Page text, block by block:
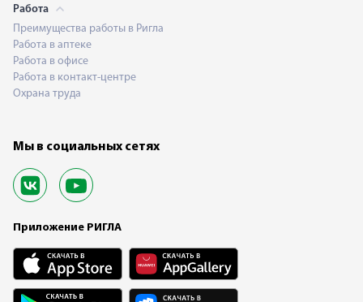
Работа
Преимущества работы в Ригла
Работа в аптеке
Работа в офисе
Работа в контакт-центре
Охрана труда
Мы в социальных сетях
Приложение РИГЛА